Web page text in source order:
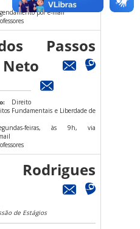
por e-mail
Passos
Direito
Fundamentais e Liberdade de
feiras, às 9h, via
de Estágios